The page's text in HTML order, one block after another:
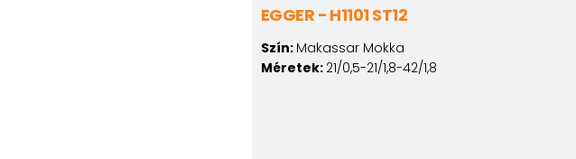
EGGER - H1101 ST12
Szín: Makassar Mokka
Méretek: 21/0,5-21/1,8-42/1,8